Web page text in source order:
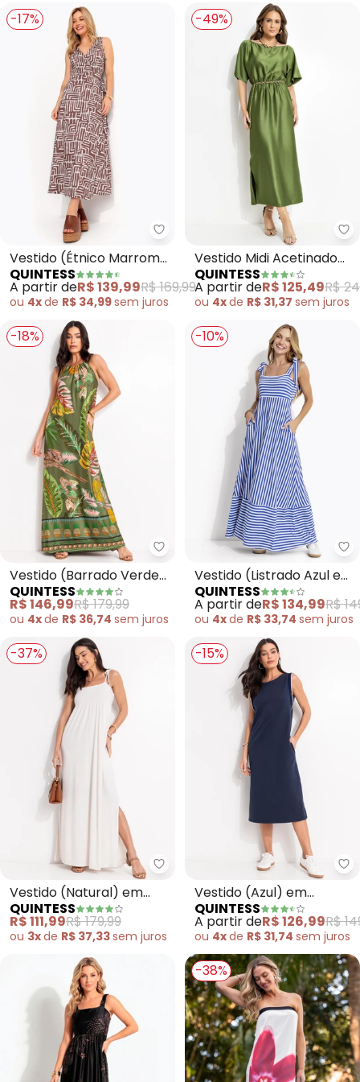
-17%
Quintess - Vestido (Étnico
Vestido (Étnico Marrom)
em Malha Fria
QUINTESS
A partir deR$ 139,99R$ 169,99
ou 4xde R$ 34,99sem juros
-49%
Vestido Midi Acetinado
Verde com Manga
Morcego e Elástico na
QUINTESS
A partir deR$ 125,49R$
ou 4xde R$ 31,37 sem juros
-18%
Quintess - Vestido (Barrado
Vestido (Barrado Verde)
em Malha Fria
QUINTESS
R$ 146,99R$ 179,99
ou 4xde R$ 36,74 sem juros
-10%
Vestido (Listrado Azul e
Branco) em Canelado
QUINTESS
A partir deR$ 134,99R$
ou 4xde R$ 33,74 sem juros
-37%
Quintess - Vestido (Natural)
Vestido (Natural) em
Malha Texturizada
QUINTESS
R$ 111,99R$ 179,99
ou 3xde R$ 37,33sem juros
-15%
Vestido (Azul) em
Moletom
QUINTESS
A partir deR$ 126,99R$
ou 4xde R$ 31,74 sem juros
-38%